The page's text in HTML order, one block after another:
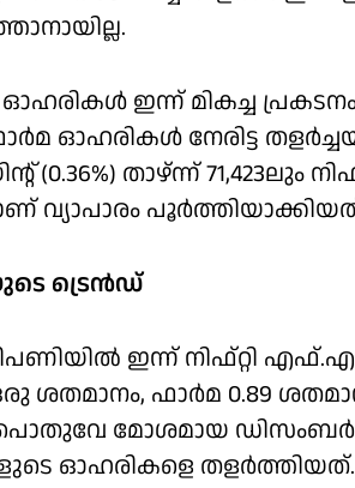
ഓഹരികള്‍ ഇന്ന് മികച്ച
ഓഹരികള്‍ നേരിട്ട
(0.36%) താഴ്ന്ന് 71,423ലും
വ്യാപാരം
ട്രെന്‍ഡ്
ഇന്ന് നിഫ്റ്റി
ഫാര്‍മ 0.89
മോശമായ
ഓഹരികളെ തളര്‍ത്തിയത്.